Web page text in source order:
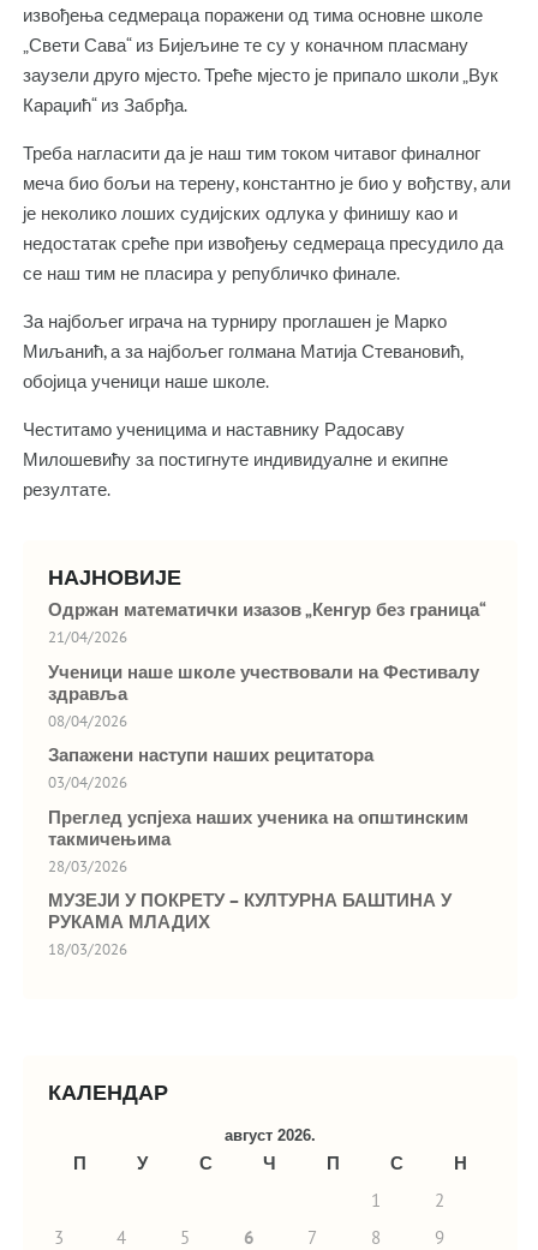
извођења седмераца поражени од тима основне школе
„Свети Сава“ из Бијељине те су у коначном пласману
заузели друго мјесто. Треће мјесто је припало школи „Вук
Караџић“ из Забрђа.
Треба нагласити да је наш тим током читавог финалног
меча био бољи на терену, константно је био у вођству, али
је неколико лоших судијских одлука у финишу као и
недостатак среће при извођењу седмераца пресудило да
се наш тим не пласира у републичко финале.
За најбољег играча на турниру проглашен је Марко
Миљанић, а за најбољег голмана Матија Стевановић,
обојица ученици наше школе.
Честитамо ученицима и наставнику Радосаву
Милошевићу за постигнуте индивидуалне и екипне
резултате.
НАЈНОВИЈЕ
Одржан математички изазов „Кенгур без граница“
21/04/2026
Ученици наше школе учествовали на Фестивалу
здравља
08/04/2026
Запажени наступи наших рецитатора
03/04/2026
Преглед успјеха наших ученика на општинским
такмичењима
28/03/2026
МУЗЕЈИ У ПОКРЕТУ – КУЛТУРНА БАШТИНА У
РУКАМА МЛАДИХ
18/03/2026
КАЛЕНДАР
август 2026.
П У С Ч П С
Н
1
2
3
4 5 6 7 8
9